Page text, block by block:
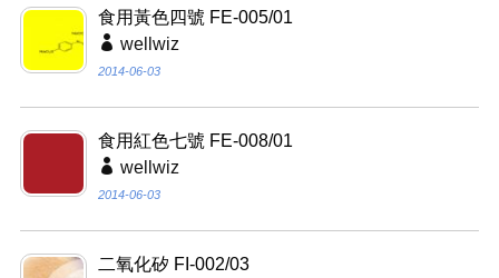
食用黃色四號 FE-005/01
wellwiz
2014-06-03
食用紅色七號 FE-008/01
wellwiz
2014-06-03
二氧化矽 FI-002/03